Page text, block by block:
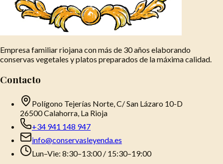
Empresa familiar riojana con más de 30 años elaborando
conservas vegetales y platos preparados de la máxima calidad.
Contacto
Polígono Tejerías Norte, C/ San Lázaro 10-D
26500 Calahorra, La Rioja
+34 941 148 947
info@conservasleyenda.es
Lun–Vie: 8:30–13:00 / 15:30–19:00